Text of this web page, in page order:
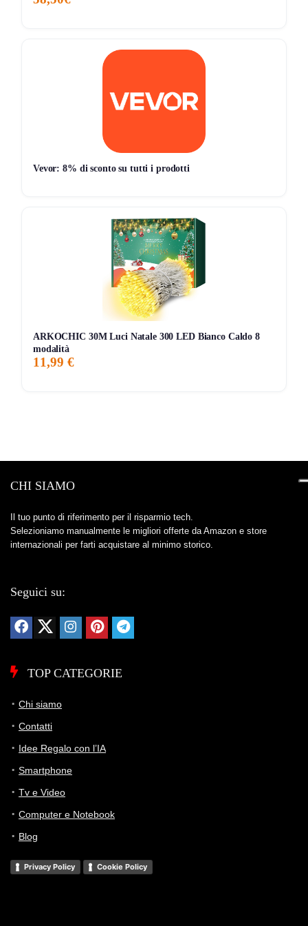
Vevor: 8% di sconto su tutti i prodotti
ARKOCHIC 30M Luci Natale 300 LED Bianco Caldo 8
modalità
11,99 €
CHI SIAMO
Il tuo punto di riferimento per il risparmio tech.
Selezioniamo manualmente le migliori offerte da Amazon e store
internazionali per farti acquistare al minimo storico.
Seguici su:
TOP CATEGORIE
Chi siamo
Contatti
Idee Regalo con l’IA
Smartphone
Tv e Video
Computer e Notebook
Blog
Privacy Policy Cookie Policy